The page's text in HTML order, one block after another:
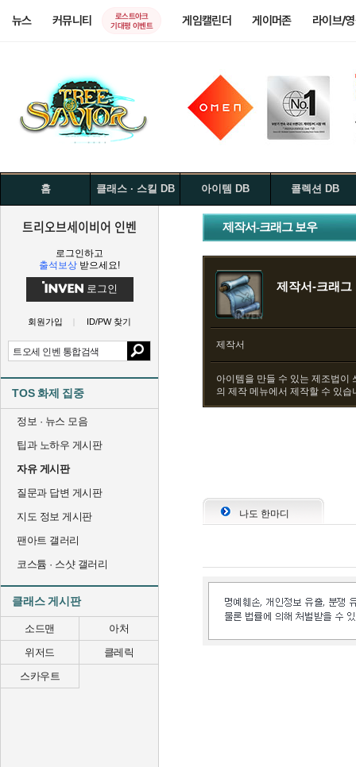
뉴스 커뮤니티
로스트아크
기대평 이벤트
게임캘린더 게이머존 라이브/
홈 클래스 · 스킬 DB 아이템 DB 콜렉션 DB
트리오브세이비어 인벤
로그인하고
출석보상 받으세요!
로그인
회원가입 ID/PW 찾기
TOS 화제 집중
정보 · 뉴스 모음
팁과 노하우 게시판
자유 게시판
질문과 답변 게시판
지도 정보 게시판
팬아트 갤러리
코스튬 · 스샷 갤러리
클래스 게시판
소드맨
아처
위저드
클레릭
스카우트
제작서-크래그 보우
제작서-크래그
제작서
아이템을 만들 수 있는 제조법이
의 제작 메뉴에서 제작할 수 있습
나도 한마디